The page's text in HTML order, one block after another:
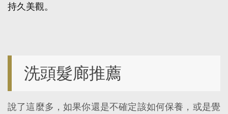
持久美觀。
洗頭髮廊推薦
說了這麼多，如果你還是不確定該如何保養，或是覺